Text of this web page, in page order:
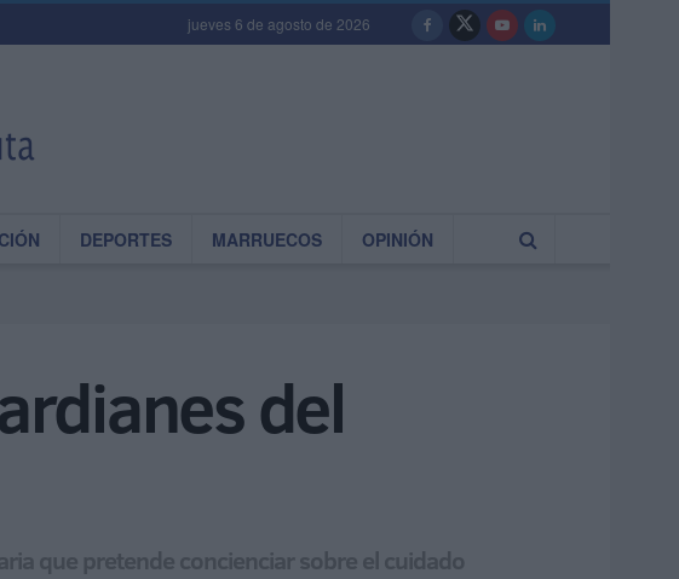
jueves 6 de agosto de 2026
DEPORTES MARRUECOS OPINIÓN
del
que pretende concienciar sobre el cuidado